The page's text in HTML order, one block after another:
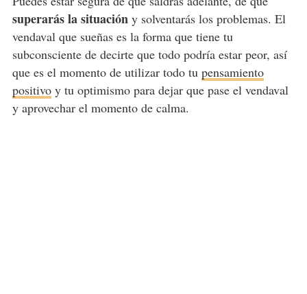
superarás la situacióny solventarás los problemas. El
vendaval que sueñas es la forma que tiene tu
subconsciente de decirte que todo podría estar peor, así
que es el momento de utilizar todo tu pensamiento
positivoy tu optimismo para dejar que pase el vendaval
y aprovechar el momento de calma.